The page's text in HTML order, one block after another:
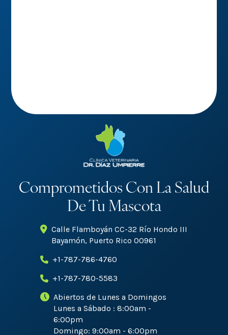
Comprometidos Con La Salud
De Tu Mascota
Calle Flamboyán CC-32 Río Hondo III
Bayamón, Puerto Rico 00961
+1-787-786-4760
+1-787-780-5583
Abiertos de Lunes a Domingos
Lunes a Sábado : 8:00am -
6:00pm
Domingo: 9:00am - 6:00pm